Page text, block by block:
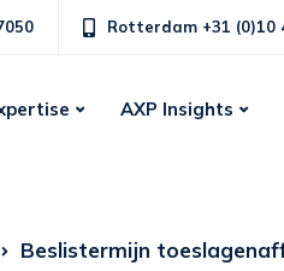
Rotterdam +31 (0)10
AXP Insights
Beslistermijn